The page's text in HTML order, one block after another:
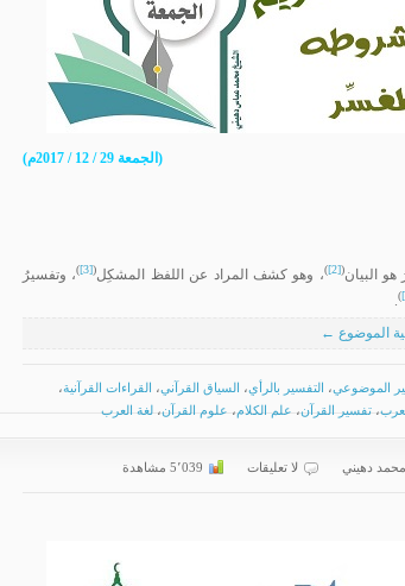
(الجمعة 29 / 12 / 2017م)
هو البيان(
[2]
)، وهو كشف المراد عن اللفظ المشكِل(
[3]
)، وتفسيرُ
)
.
الموضوع ←
الموضوعي، التفسير بالرأي، السياق القرآني، القراءات القرآنية،
، تفسير القرآن، علم الكلام، علوم القرآن، لغة العرب
دهیني لا تعليقات 5٬039 مشاهدة